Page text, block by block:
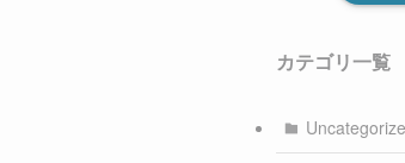
カテゴリ一覧